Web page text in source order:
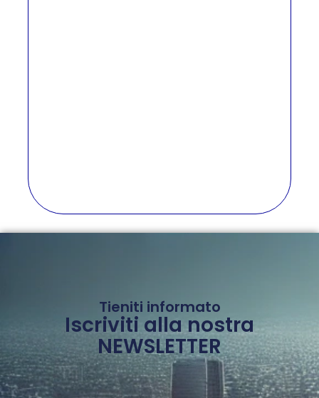
Tieniti informato
Iscriviti alla nostra
NEWSLETTER